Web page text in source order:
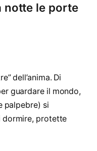
notte le porte
dell’anima. Di
guardare il mondo,
palpebre) si
dormire, protette